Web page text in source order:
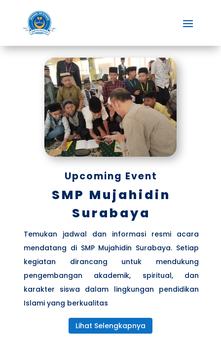
Upcoming Event
SMP Mujahidin
Surabaya
Temukan jadwal dan informasi resmi acara
mendatang di SMP Mujahidin Surabaya. Setiap
kegiatan dirancang untuk mendukung
pengembangan akademik, spiritual, dan
karakter siswa dalam lingkungan pendidikan
Islami yang berkualitas
Lihat Selengkapnya